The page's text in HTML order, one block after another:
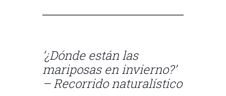
‘¿Dónde están las
mariposas en invierno?’
– Recorrido naturalístico